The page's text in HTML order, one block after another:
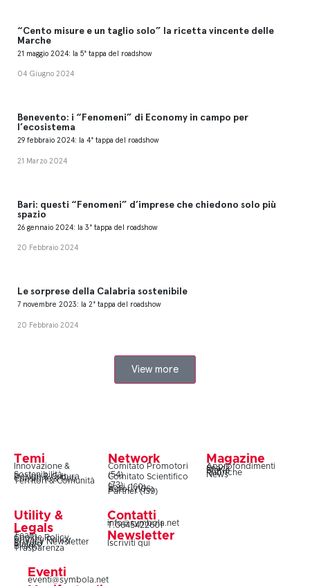
“Cento misure e un taglio solo” la ricetta vincente delle
Marche
21 maggio 2024: la 5° tappa del roadshow
04 Giugno 2024
Benevento: i “Fenomeni” di Economy in campo per
l’ecosistema
29 febbraio 2024: la 4° tappa del roadshow
21 Marzo 2024
Bari: questi “Fenomeni” d’imprese che chiedono solo più
spazio
26 gennaio 2024: la 3° tappa del roadshow
20 Febbraio 2024
Le sorprese della Calabria sostenibile
7 novembre 2023: la 2° tappa del roadshow
20 Febbraio 2024
View more
Temi
Innovazione &
Sostenibilità
Design & Cultura
Coesione & Reti
Territori & Comunità
Network
Comitato Promotori
(54)
Comitato Scientifico
(73)
Soci (160)
Autori (106)
Partner (139)
Magazine
Approfondimenti
Snack
Storie
Rubriche
News
Utility &
Legals
Team
Cookie Policy
Privacy Policy
Privacy Newsletter
Statuto
Bilanci
Trasparenza
Contatti
info@symbola.net
T.0645422601
Newsletter
Iscriviti qui
Eventi
eventi@symbola.net